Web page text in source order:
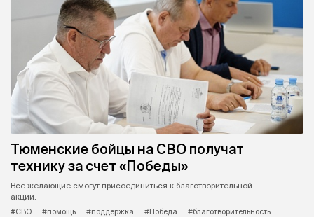
Тюменские бойцы на СВО получат
технику за счет «Победы»
Все желающие смогут присоединиться к благотворительной
акции.
#СВО
#помощь #поддержка #Победа
#благотворительность